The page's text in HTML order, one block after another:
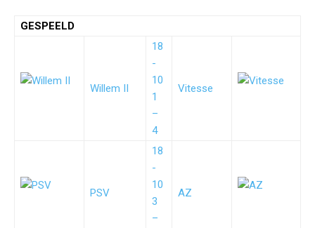
GESPEELD
Willem II
18
-
10
1
–
4
Vitesse
PSV
18
-
10
3
–
AZ